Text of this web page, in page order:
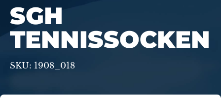
SGH
TENNISSOCKEN
SKU: 1908_018